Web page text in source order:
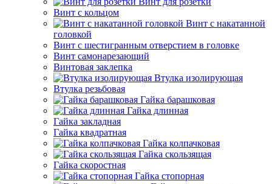
Винт с кольцом
Винт с накатанной
головкой
Винт с шестигранным отверстием в головке
Винт самонарезающий
Винтовая заклепка
Втулка изолирующая
Втулка резьбовая
Гайка барашковая
Гайка длинная
Гайка закладная
Гайка квадратная
Гайка колпачковая
Гайка скользящая
Гайка скоростная
Гайка стопорная